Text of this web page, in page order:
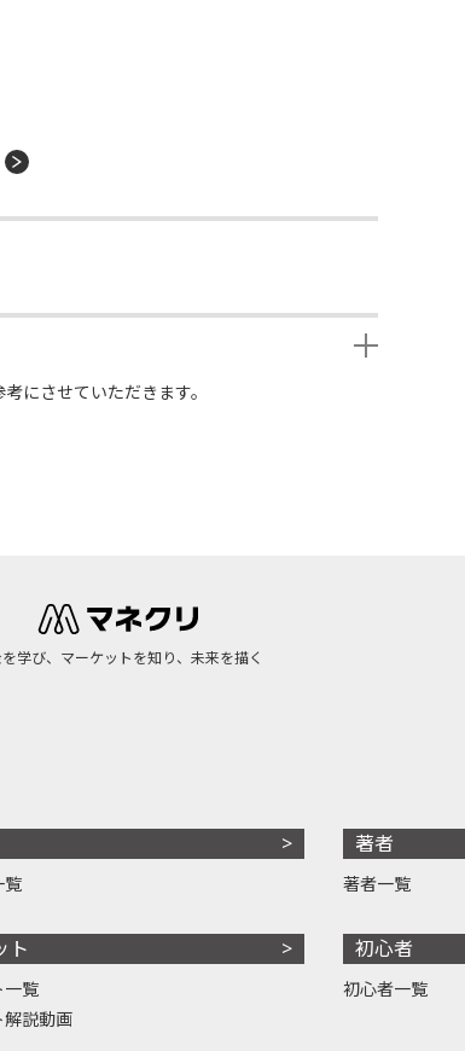
にさせていただきます。
学び、マーケットを知り、未来を描く
覧
ト
一覧
解説動画
著者
著者一覧
初心者
初心者一覧